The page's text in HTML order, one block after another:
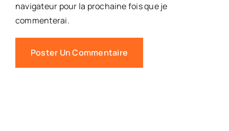
navigateur pour la prochaine fois que je
commenterai.